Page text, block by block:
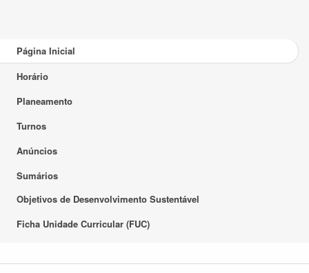
Página Inicial
Horário
Planeamento
Turnos
Anúncios
Sumários
Objetivos de Desenvolvimento Sustentável
Ficha Unidade Curricular (FUC)